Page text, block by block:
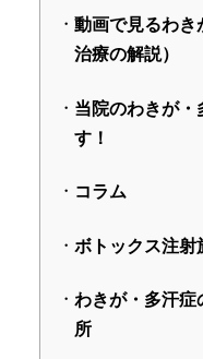
動画で見るわき
治療の解説）
当院のわきが・
す！
コラム
ボトックス注射
わきが・多汗症
所